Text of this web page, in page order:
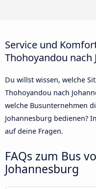
Service und
Thohoyandou nach
Du willst wissen, welche
Thohoyandou nach
welche Busunternehmen
Johannesburg bedienen?
auf deine Fragen.
FAQs zum Bus
Johannesburg